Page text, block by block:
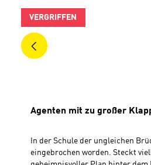
VERGRIFFEN
Agenten mit zu großer
In der Schule der ungleichen
eingebrochen worden. Steckt